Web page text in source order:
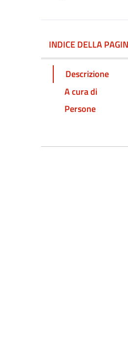
INDICE DELLA
Descrizione
A cura di
Persone